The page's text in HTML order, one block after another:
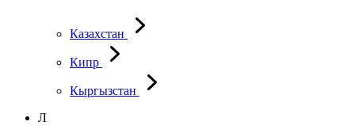
Казахстан
Кипр
Кыргызстан
Л